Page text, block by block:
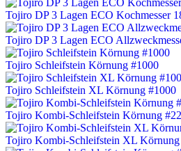
Tojiro DP 3 Lagen ECO Kochmesser
Tojiro DP 3 Lagen ECO
Tojiro Schleifstein Körnung #1000
Tojiro Schleifstein XL Körnung #1000
Tojiro Kombi-Schleifstein Körnung
Tojiro Kombi-Schleifstein XL Körnung